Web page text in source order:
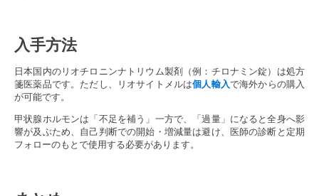
入手方法
日本国内のリオチロニンナトリウム製剤（例：チロナミン錠）は処方
箋医薬品です。ただし、リオサイトメルは個人輸入で海外からの購入
が可能です。
甲状腺ホルモンは「不足を補う」一方で、「過量」になると全身へ影
響が及ぶため、自己判断での開始・増減量は避け、医師の診断と定期
フォローのもとで使用する必要があります。